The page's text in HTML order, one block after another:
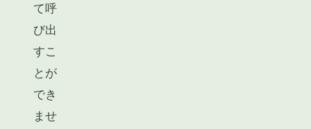
て呼
び出
すこ
とが
でき
ませ